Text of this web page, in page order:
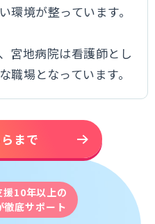
環境が整っています。
宮地病院は看護師とし
職場となっています。
まで
10年以上の
徹底サポート